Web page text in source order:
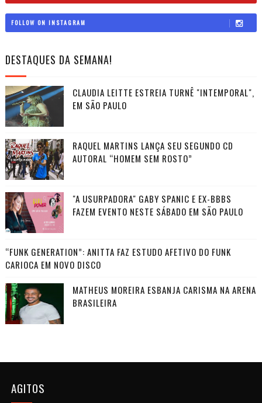
FOLLOW ON INSTAGRAM
DESTAQUES DA SEMANA!
CLAUDIA LEITTE ESTREIA TURNÊ "INTEMPORAL",
EM SÃO PAULO
RAQUEL MARTINS LANÇA SEU SEGUNDO CD
AUTORAL “HOMEM SEM ROSTO”
"A USURPADORA" GABY SPANIC E EX-BBBS
FAZEM EVENTO NESTE SÁBADO EM SÃO PAULO
“FUNK GENERATION”: ANITTA FAZ ESTUDO AFETIVO DO FUNK
CARIOCA EM NOVO DISCO
MATHEUS MOREIRA ESBANJA CARISMA NA ARENA
BRASILEIRA
AGITOS